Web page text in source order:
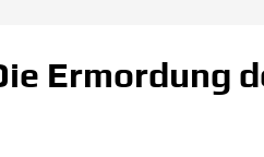
Ermordung